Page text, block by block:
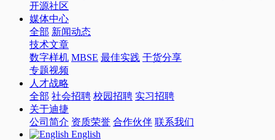
开源社区
媒体中心
全部 新闻动态
技术文章
数字样机 MBSE 最佳实践 干货分享
专题视频
人才战略
全部 社会招聘 校园招聘 实习招聘
关于迪捷
公司简介 资质荣誉 合作伙伴 联系我们
English